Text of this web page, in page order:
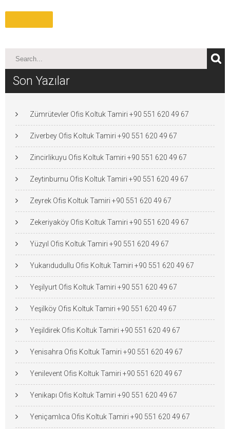
Son Yazılar
Zümrütevler Ofis Koltuk Tamiri +90 551 620 49 67
Ziverbey Ofis Koltuk Tamiri +90 551 620 49 67
Zincirlikuyu Ofis Koltuk Tamiri +90 551 620 49 67
Zeytinburnu Ofis Koltuk Tamiri +90 551 620 49 67
Zeyrek Ofis Koltuk Tamiri +90 551 620 49 67
Zekeriyaköy Ofis Koltuk Tamiri +90 551 620 49 67
Yüzyıl Ofis Koltuk Tamiri +90 551 620 49 67
Yukarıdudullu Ofis Koltuk Tamiri +90 551 620 49 67
Yeşilyurt Ofis Koltuk Tamiri +90 551 620 49 67
Yeşilköy Ofis Koltuk Tamiri +90 551 620 49 67
Yeşildirek Ofis Koltuk Tamiri +90 551 620 49 67
Yenisahra Ofis Koltuk Tamiri +90 551 620 49 67
Yenilevent Ofis Koltuk Tamiri +90 551 620 49 67
Yenikapı Ofis Koltuk Tamiri +90 551 620 49 67
Yeniçamlıca Ofis Koltuk Tamiri +90 551 620 49 67